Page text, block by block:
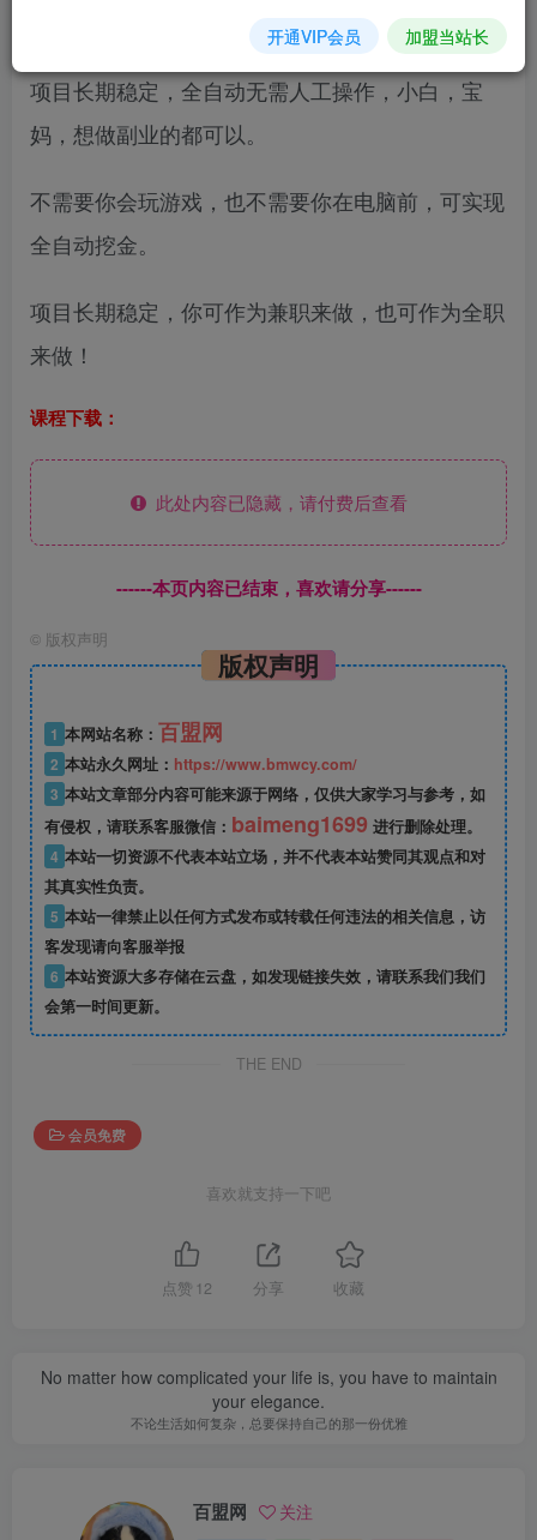
项目长期稳定，全自动无需人工操作，小白，宝
妈，想做副业的都可以。
不需要你会玩游戏，也不需要你在电脑前，可实现
全自动挖金。
项目长期稳定，你可作为兼职来做，也可作为全职
来做！
课程下载：
此处内容已隐藏，请付费后查看
------本页内容已结束，喜欢请分享------
© 版权声明
版权声明
1 本网站名称： 百盟网
2 本站永久网址： https://www.bmwcy.com/
3 本站文章部分内容可能来源于网络，仅供大家学习与参考，如
有侵权，请联系客服微信： baimeng1699 进行删除处理。
4 本站一切资源不代表本站立场，并不代表本站赞同其观点和对
其真实性负责。
5 本站一律禁止以任何方式发布或转载任何违法的相关信息，访
客发现请向客服举报
6 本站资源大多存储在云盘，如发现链接失效，请联系我们我们
会第一时间更新。
THE END
会员免费
喜欢就支持一下吧
点赞 12 分享 收藏
No matter how complicated your life is, you have to maintain
your elegance.
不论生活如何复杂，总要保持自己的那一份优雅
百盟网 关注
开通VIP会员 加盟当站长